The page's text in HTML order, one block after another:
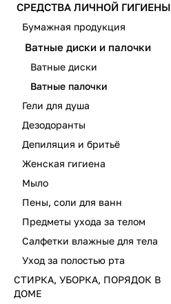
СРЕДСТВА ЛИЧНОЙ ГИГИЕНЫ
Бумажная продукция
Ватные диски и палочки
Ватные диски
Ватные палочки
Гели для душа
Дезодоранты
Депиляция и бритьё
Женская гигиена
Мыло
Пены, соли для ванн
Предметы ухода за телом
Салфетки влажные для тела
Уход за полостью рта
СТИРКА, УБОРКА, ПОРЯДОК В
ДОМЕ